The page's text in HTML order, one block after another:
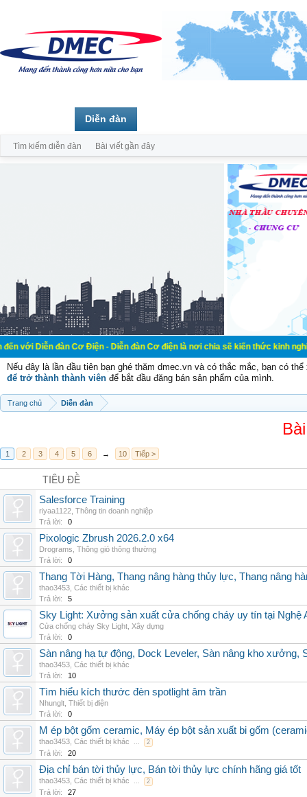
đàn Cơ Điện - Diễn đàn Cơ điện là nơi chia sẽ kiến thức kinh nghiệm
Nếu đây là lần đầu tiên bạn ghé thăm dmec.vn và có thắc mắc, bạn có
để trở thành thành viên để bắt đầu đăng bán sản phẩm của mình.
Trang chủ Diễn đàn
1 2 3 4 5 6 → 10 Tiếp >
TIÊU ĐỀ
Salesforce Training
riyaa1122 Thông tin doanh nghiệp
Trả lời:
0
Pixologic Zbrush 2026.2.0 x64
Drograms Thông gió thông thường
Trả lời:
0
Thang Tời Hàng, Thang nâng hàng thủy lực, Thang nâng
thao3453 Các thiết bị khác
Trả lời:
5
Sky Light: Xưởng sản xuất cửa chống cháy uy tín tại Nghệ
Cửa chống cháy Sky Light Xây dựng
Trả lời:
0
Sàn nâng hạ tự động, Dock Leveler, Sàn nâng kho xưởng,
thao3453 Các thiết bị khác
Trả lời:
10
Tìm hiểu kích thước đèn spotlight âm trần
Nhunglt Thiết bị điện
Trả lời:
0
M ép bột gốm ceramic, Máy ép bột sản xuất bi gốm
thao3453 Các thiết bị khác ... 2
Trả lời: 20
Địa chỉ bán tời thủy lực, Bán tời thủy lực chính hãng giá tốt
thao3453 Các thiết bị khác ... 2
Trả lời: 27
Diễn đàn
Tìm kiếm diễn đàn Bài viết gần đây